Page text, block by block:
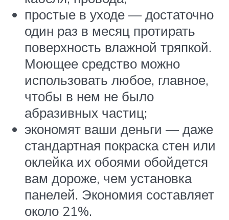
простые в уходе — достаточно
один раз в месяц протирать
поверхность влажной тряпкой.
Моющее средство можно
использовать любое, главное,
чтобы в нем не было
абразивных частиц;
экономят ваши деньги — даже
стандартная покраска стен или
оклейка их обоями обойдется
вам дороже, чем установка
панелей. Экономия составляет
около 21%.